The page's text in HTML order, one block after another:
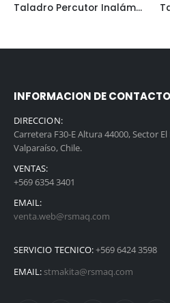
Taladro Percutor Inalámbrico 40V HP002GZ Sin Cargador Sin Batería Makita
INFORMACION DE CONTACTO
DIRECCION:
Carretera F30-E Altura 44000, Sector
Valparaíso, Chile.
VENTAS:
+569 6354 3401
EMAIL:
venta.web@rsmaq.com
SERVICIO TECNICO:+569 6424 3598
EMAIL: stmakita@rsmaq.com